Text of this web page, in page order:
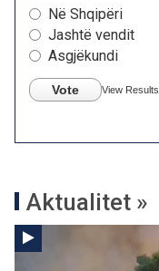
Në Shqipëri
Jashtë vendit
Asgjëkundi
Vote View Results
Aktualitet »